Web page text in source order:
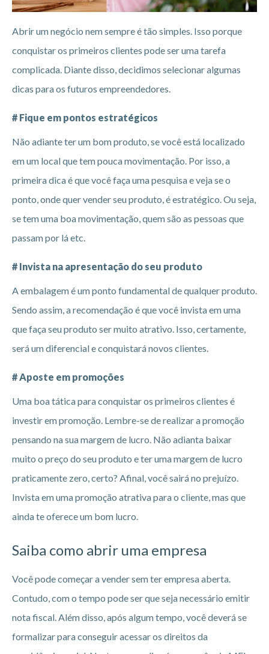
Abrir um negócio nem sempre é tão simples. Isso porque
conquistar os primeiros clientes pode ser uma tarefa
complicada. Diante disso, decidimos selecionar algumas
dicas para os futuros empreendedores.
# Fique em pontos estratégicos
Não adiante ter um bom produto, se você está localizado
em um local que tem pouca movimentação. Por isso, a
primeira dica é que você faça uma pesquisa e veja se o
ponto, onde quer vender seu produto, é estratégico. Ou seja,
se tem uma boa movimentação, quem são as pessoas que
passam por lá etc.
# Invista na apresentação do seu produto
A embalagem é um ponto fundamental de qualquer produto.
Sendo assim, a recomendação é que você invista em uma
que faça seu produto ser muito atrativo. Isso, certamente,
será um diferencial e conquistará novos clientes.
# Aposte em promoções
Uma boa tática para conquistar os primeiros clientes é
investir em promoção. Lembre-se de realizar a promoção
pensando na sua margem de lucro. Não adianta baixar
muito o preço do seu produto e ter uma margem de lucro
praticamente zero, certo? Afinal, você sairá no prejuízo.
Invista em uma promoção atrativa para o cliente, mas que
ainda te oferece um bom lucro.
Saiba como abrir uma empresa
Você pode começar a vender sem ter empresa aberta.
Contudo, com o tempo pode ser que seja necessário emitir
nota fiscal. Além disso, após algum tempo, você deverá se
formalizar para conseguir acessar os direitos da